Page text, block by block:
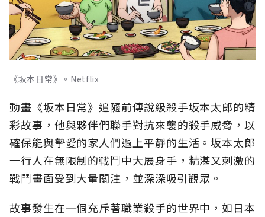
《坂本日常》。Netflix
動畫《坂本日常》追隨前傳說級殺手坂本太郎的精
彩故事，他與夥伴們聯手對抗來襲的殺手威脅，以
確保能與摯愛的家人們過上平靜的生活。坂本太郎
一行人在無限制的戰鬥中大展身手，精湛又刺激的
戰鬥畫面受到大量關注，並深深吸引觀眾。
故事發生在一個充斥著職業殺手的世界中，如日本